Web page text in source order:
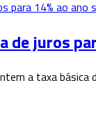
de juros
a taxa